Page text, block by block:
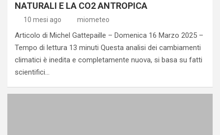
NATURALI E LA CO2 ANTROPICA
10 mesi ago miometeo
Articolo di Michel Gattepaille – Domenica 16 Marzo 2025 –
Tempo di lettura 13 minuti Questa analisi dei cambiamenti
climatici è inedita e completamente nuova, si basa su fatti
scientifici…